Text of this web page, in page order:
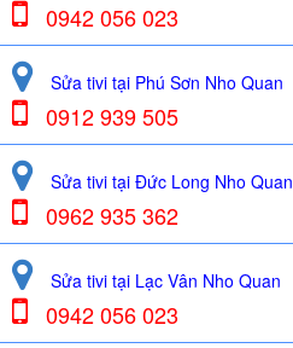
0942 056 023
Sửa tivi tại Phú Sơn Nho Quan
0912 939 505
Sửa tivi tại Đức Long Nho Quan
0962 935 362
Sửa tivi tại Lạc Vân Nho Quan
0942 056 023